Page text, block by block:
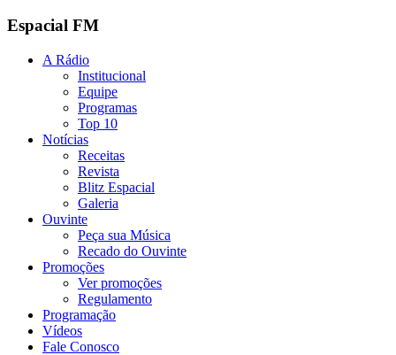
Espacial FM
A Rádio
Institucional
Equipe
Programas
Top 10
Notícias
Receitas
Revista
Blitz Espacial
Galeria
Ouvinte
Peça sua Música
Recado do Ouvinte
Promoções
Ver promoções
Regulamento
Programação
Vídeos
Fale Conosco